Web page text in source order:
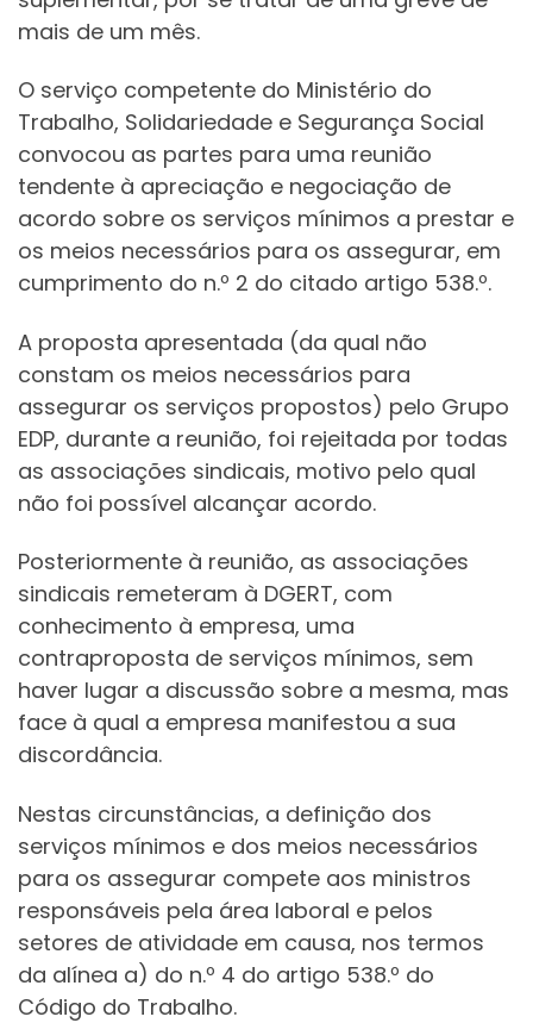
mais de um mês.
O serviço competente do Ministério do
Trabalho, Solidariedade e Segurança Social
convocou as partes para uma reunião
tendente à apreciação e negociação de
acordo sobre os serviços mínimos a prestar e
os meios necessários para os assegurar, em
cumprimento do n.º 2 do citado artigo 538.º.
A proposta apresentada (da qual não
constam os meios necessários para
assegurar os serviços propostos) pelo Grupo
EDP, durante a reunião, foi rejeitada por todas
as associações sindicais, motivo pelo qual
não foi possível alcançar acordo.
Posteriormente à reunião, as associações
sindicais remeteram à DGERT, com
conhecimento à empresa, uma
contraproposta de serviços mínimos, sem
haver lugar a discussão sobre a mesma, mas
face à qual a empresa manifestou a sua
discordância.
Nestas circunstâncias, a definição dos
serviços mínimos e dos meios necessários
para os assegurar compete aos ministros
responsáveis pela área laboral e pelos
setores de atividade em causa, nos termos
da alínea a) do n.º 4 do artigo 538.º do
Código do Trabalho.